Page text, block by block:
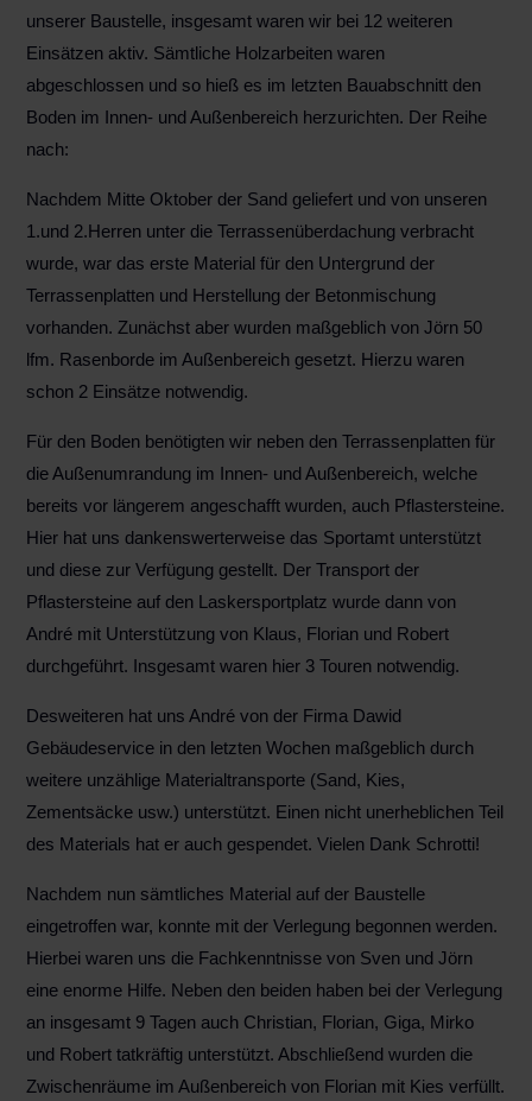
unserer Baustelle, insgesamt waren wir bei 12 weiteren
Einsätzen aktiv. Sämtliche Holzarbeiten waren
abgeschlossen und so hieß es im letzten Bauabschnitt den
Boden im Innen- und Außenbereich herzurichten. Der Reihe
nach:
Nachdem Mitte Oktober der Sand geliefert und von unseren
1.und 2.Herren unter die Terrassenüberdachung verbracht
wurde, war das erste Material für den Untergrund der
Terrassenplatten und Herstellung der Betonmischung
vorhanden. Zunächst aber wurden maßgeblich von Jörn 50
lfm. Rasenborde im Außenbereich gesetzt. Hierzu waren
schon 2 Einsätze notwendig.
Für den Boden benötigten wir neben den Terrassenplatten für
die Außenumrandung im Innen- und Außenbereich, welche
bereits vor längerem angeschafft wurden, auch Pflastersteine.
Hier hat uns dankenswerterweise das Sportamt unterstützt
und diese zur Verfügung gestellt. Der Transport der
Pflastersteine auf den Laskersportplatz wurde dann von
André mit Unterstützung von Klaus, Florian und Robert
durchgeführt. Insgesamt waren hier 3 Touren notwendig.
Desweiteren hat uns André von der Firma Dawid
Gebäudeservice in den letzten Wochen maßgeblich durch
weitere unzählige Materialtransporte (Sand, Kies,
Zementsäcke usw.) unterstützt. Einen nicht unerheblichen Teil
des Materials hat er auch gespendet. Vielen Dank Schrotti!
Nachdem nun sämtliches Material auf der Baustelle
eingetroffen war, konnte mit der Verlegung begonnen werden.
Hierbei waren uns die Fachkenntnisse von Sven und Jörn
eine enorme Hilfe. Neben den beiden haben bei der Verlegung
an insgesamt 9 Tagen auch Christian, Florian, Giga, Mirko
und Robert tatkräftig unterstützt. Abschließend wurden die
Zwischenräume im Außenbereich von Florian mit Kies verfüllt.